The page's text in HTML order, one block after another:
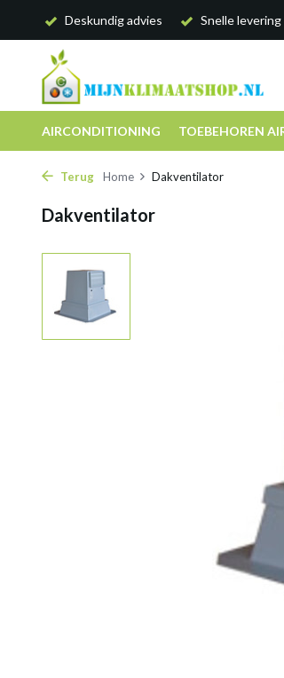
Deskundig advies Snelle levering
AIRCONDITIONING TOEBEHOREN
Terug Home Dakventilator
Dakventilator